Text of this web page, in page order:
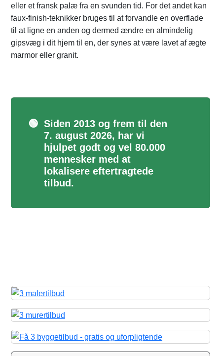
eller et fransk palæ fra en svunden tid. For det andet kan
faux-finish-teknikker bruges til at forvandle en overflade
til at ligne en anden og dermed ændre en almindelig
gipsvæg i dit hjem til en, der synes at være lavet af ægte
marmor eller granit.
🟢 Siden 2013 og frem til den
7. august 2026, har vi
hjulpet godt og vel 80.000
mennesker med at
lokalisere eftertragtede
tilbud.